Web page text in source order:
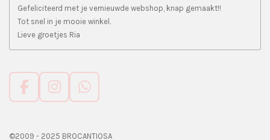
Gefeliciteerd met je vernieuwde webshop, knap gemaakt!!
Tot snel in je mooie winkel.
Lieve groetjes Ria
F
e
I
t
W
t
©2009 - 2025 BROCANTIOSA